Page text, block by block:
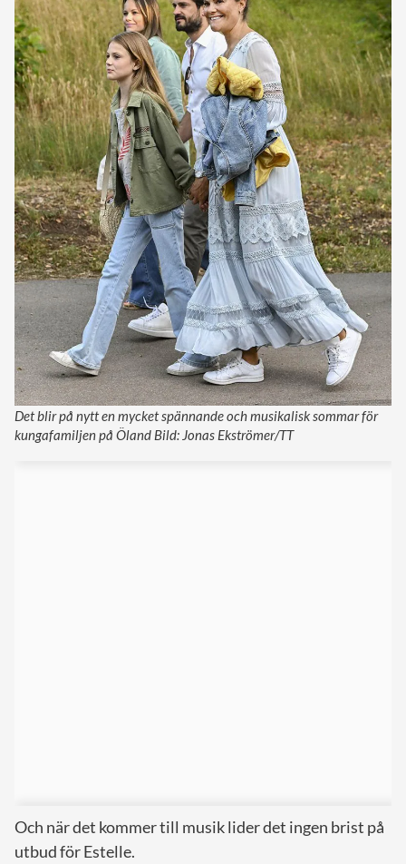
Det blir på nytt en mycket spännande och musikalisk sommar för
kungafamiljen på Öland Bild: Jonas Ekströmer/TT
Och när det kommer till musik lider det ingen brist på
utbud för Estelle.